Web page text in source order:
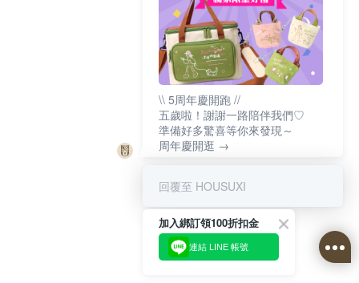
\\ 5周年慶開跑 //
五歲啦！謝謝一路陪伴我們♡
準備好多驚喜等你來發現～
周年慶開逛 →
回覆至 HOUSUXI
加入綁訂領100折扣金
連結 LINE 帳號